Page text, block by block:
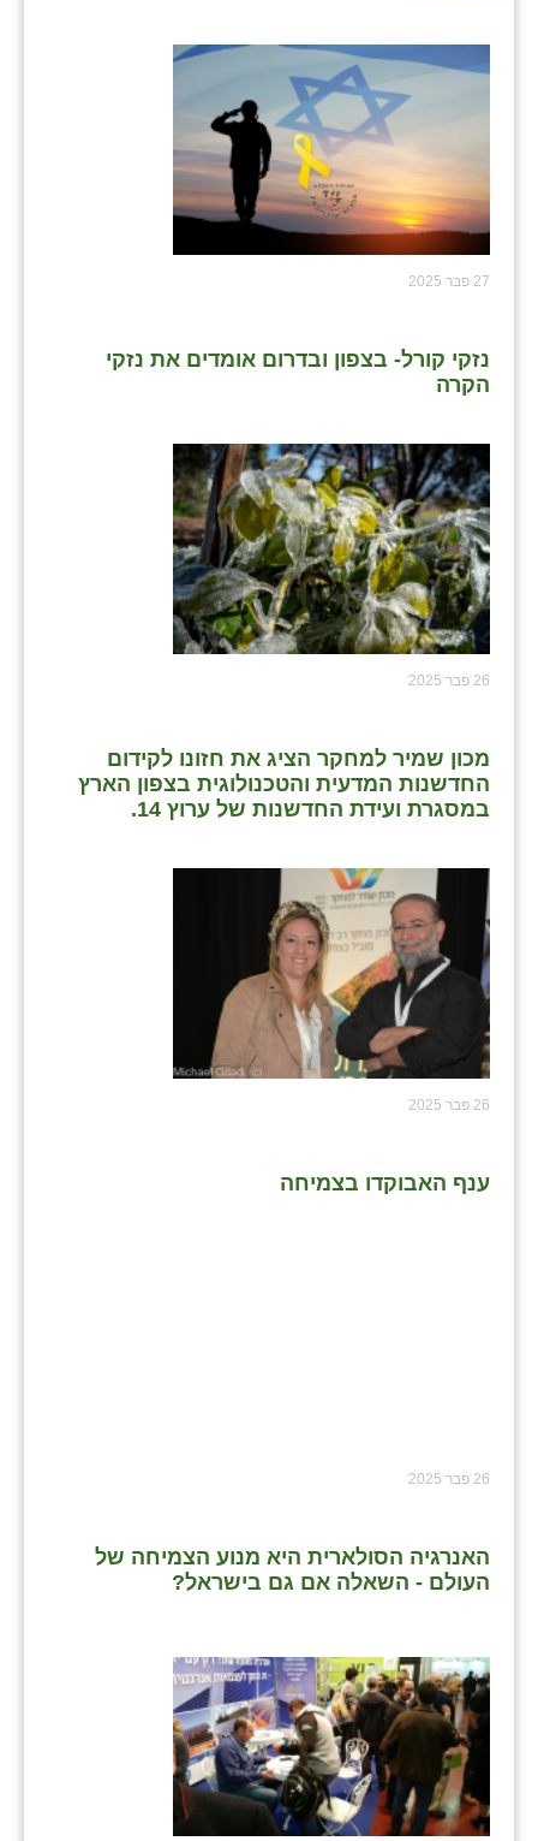
27 פבר 2025
נזקי קורל- בצפון ובדרום אומדים את נזקי
הקרה
26 פבר 2025
מכון שמיר למחקר הציג את חזונו לקידום
החדשנות המדעית והטכנולוגית בצפון הארץ
במסגרת ועידת החדשנות של ערוץ 14.
26 פבר 2025
ענף האבוקדו בצמיחה
26 פבר 2025
האנרגיה הסולארית היא מנוע הצמיחה של
העולם - השאלה אם גם בישראל?